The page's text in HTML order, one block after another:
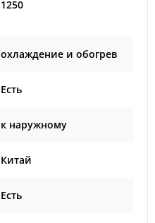
1250
охлаждение и обогрев
Есть
к наружному
Китай
Есть